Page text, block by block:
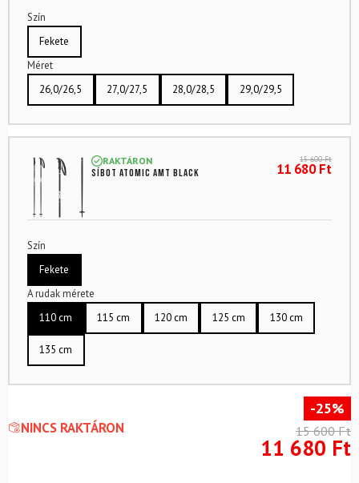
Szín
Fekete
Méret
26,0/26,5
27,0/27,5 28,0/28,5 29,0/29,5
RAKTÁRON
Síbot ATOMIC Amt Black
15 600Ft
11 680Ft
Szín
Fekete
A rudak mérete
110 cm
115 cm 120 cm 125 cm 130 cm
135 cm
NINCS RAKTÁRON
-25%
15 600Ft
11 680 Ft